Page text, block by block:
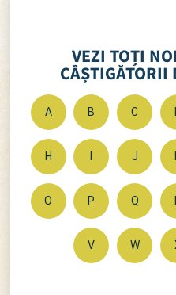
VEZI TOȚI
CÂȘTIGĂTORII
A B C
H J
O P Q
V W